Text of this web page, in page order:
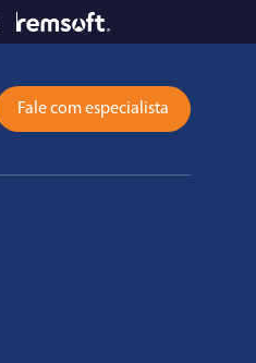
Fale com especialista